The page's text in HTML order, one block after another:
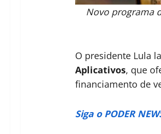
Novo programa
O presidente Lula
Aplicativos, que
financiamento de
Siga o PODER